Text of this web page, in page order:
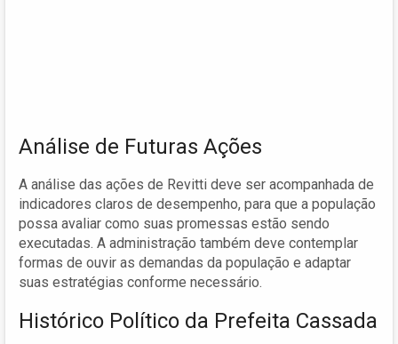
Análise de Futuras Ações
A análise das ações de Revitti deve ser acompanhada de
indicadores claros de desempenho, para que a população
possa avaliar como suas promessas estão sendo
executadas. A administração também deve contemplar
formas de ouvir as demandas da população e adaptar
suas estratégias conforme necessário.
Histórico Político da Prefeita Cassada